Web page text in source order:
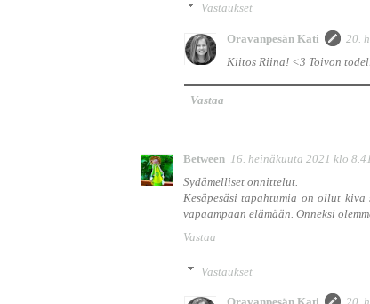
Vastaukset
Oravanpesän Kati
20.
Kiitos Riina! <3 Toivon
Vastaa
Between 16. heinäkuuta 2021 klo 8.41
Sydämelliset onnittelut.
Kesäpesäsi tapahtumia on ollut
vapaampaan elämään. Onneksi
Vastaa
Vastaukset